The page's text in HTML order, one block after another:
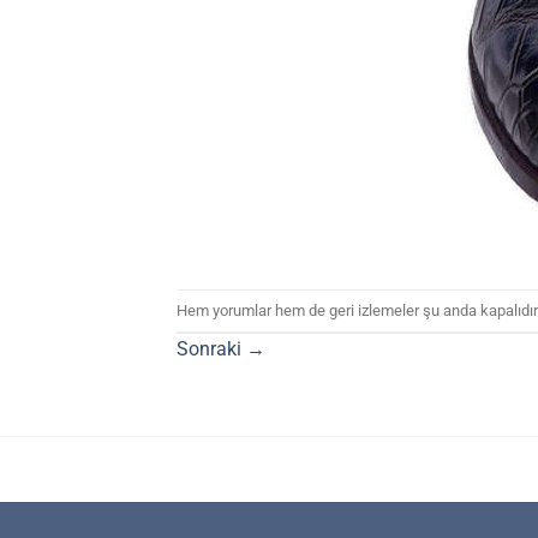
Hem yorumlar hem de geri izlemeler şu anda
Sonraki →